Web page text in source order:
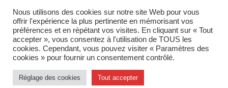
2017 S'Harzala. Tous droits réservés.
Nous utilisons des cookies sur notre site Web pour vous
offrir l'expérience la plus pertinente en mémorisant vos
préférences et en répétant vos visites. En cliquant sur « Tout
accepter », vous consentez à l'utilisation de TOUS les
cookies. Cependant, vous pouvez visiter « Paramètres des
cookies » pour fournir un consentement contrôlé.
Réglage des cookies Tout accepter